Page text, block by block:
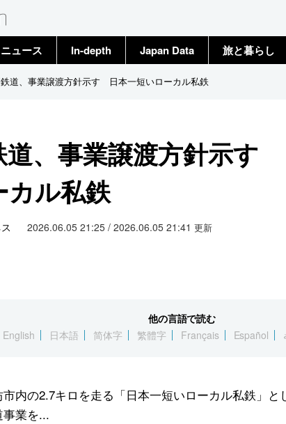
ニュース
トップ
In-depth Japan Data 旅と暮らし
道、事業譲渡方針示す 日本一短いローカル私鉄
道、事業譲渡方針示す
カル私鉄
2026.06.05 21:25 / 2026.06.05 21:41 更新
他の言語で読む
English
日本語 简体字 繁體字 Français Español
内の2.7キロを走る「日本一短いローカル私鉄」と
業を...